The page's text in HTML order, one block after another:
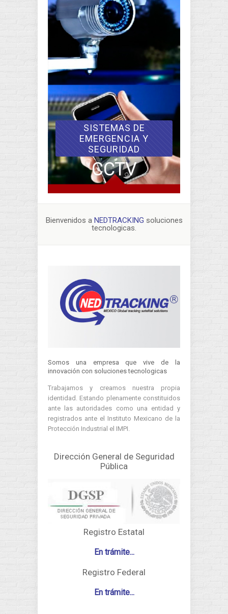
SISTEMAS DE
EMERGENCIA Y
SEGURIDAD
CCTV
Bienvenidos a NEDTRACKING soluciones
tecnologicas.
Somos una empresa que vive de la
innovación con soluciones tecnologicas
Trabajamos y creamos nuestra propia
identidad. Estando plenamente constituidos
ante las autoridades como una entidad y
registrados ante el Instituto Mexicano de la
Protección Industrial el IMPI.
Dirección General de Seguridad
Pública
Registro Estatal
En trámite...
Registro Federal
En trámite...